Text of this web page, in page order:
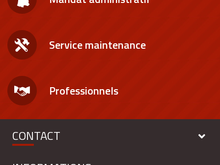
Service maintenance
Professionnels
CONTACT